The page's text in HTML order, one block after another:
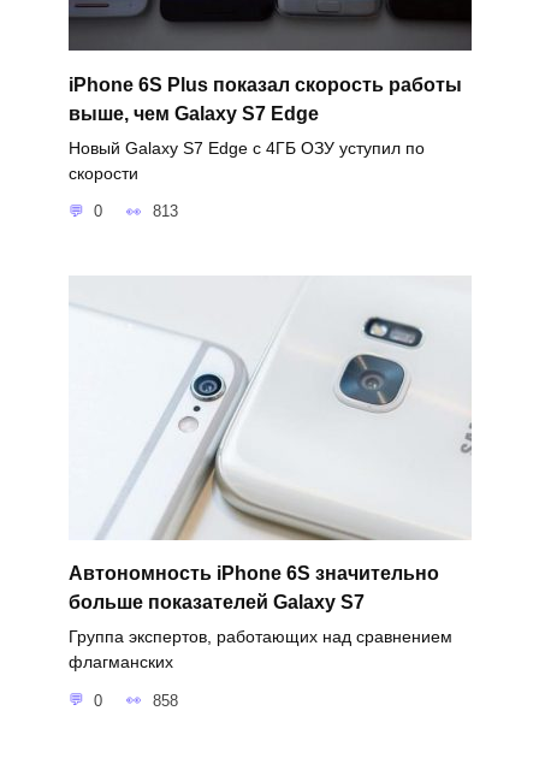
iPhone 6S Plus показал скорость работы
выше, чем Galaxy S7 Edge
Новый Galaxy S7 Edge с 4ГБ ОЗУ уступил по
скорости
0 813
Автономность iPhone 6S значительно
больше показателей Galaxy S7
Группа экспертов, работающих над сравнением
флагманских
0 858